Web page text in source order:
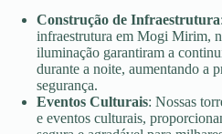
Construção de Infraestrutura
infraestrutura em Mogi Mirim,
iluminação garantiram a
durante a noite, aumentando a
segurança.
Eventos Culturais: Nossas
e eventos culturais,